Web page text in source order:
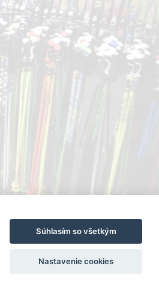
Súhlasím so všetkým
Nastavenie cookies